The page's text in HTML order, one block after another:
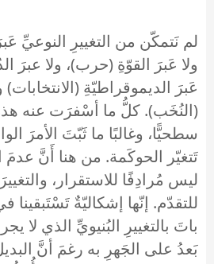
لم نَتمكّن من التغييرِ النوعيِّ
ولا عَبرَ القوّةِ (حرب)، ولا عبرَ
عَبرَ الديموقراطيّةِ (الانتخابات)
(النُخَب). كلُّ ما أسْفرَت عنه هذه
سطحيًّا، وغالبًا ما ثَبّتَ الأمرَ
تَتغيّر الحوكَمة. من هنا أَنَّ عدمَ
ليس مُرادِفًا للاستقرار،
للتقدّم. إنّها إشكاليّةٌ تَسْتَبقينا
باتَ بالتغييرِ البُنيويِّ الذي
بَعدُ على الجَهرِ به رغمَ أنَّ